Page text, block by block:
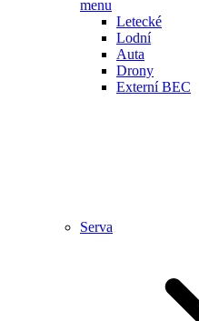
menu
Letecké
Lodní
Auta
Drony
Externí BEC
Serva